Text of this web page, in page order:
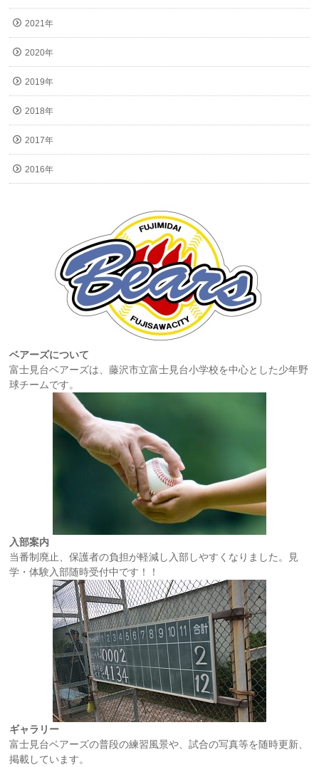
2021年
2020年
2019年
2018年
2017年
2016年
ベアーズについて
富士見台ベアーズは、藤沢市立富士見台小学校を中心とした少年野
球チームです。
入部案内
当番制廃止、保護者の負担が軽減し入部しやすくなりました。見
学・体験入部随時受付中です！！
ギャラリー
富士見台ベアーズの普段の練習風景や、試合の写真等を随時更新、
掲載しています。